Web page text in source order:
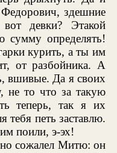
здешние
девки? Этакой
сумму определять!
курить, а ты им
от разбойника. А
вшивые. Да я своих
не то что за такую
теперь, так я их
тебя петь заставлю.
поили, э-эх!
сожалел Митю: он